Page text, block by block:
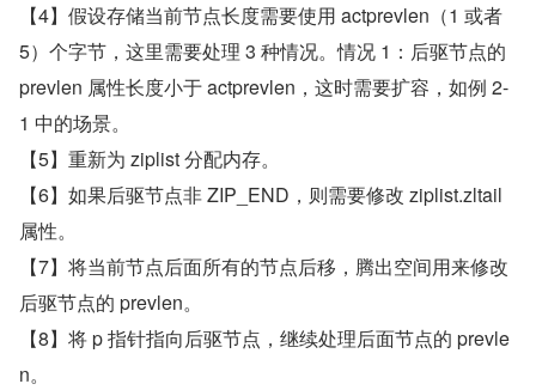
【4】假设存储当前节点长度需要使用 actprevlen（1 或者
5）个字节，这里需要处理 3 种情况。情况 1：后驱节点的
prevlen 属性长度小于 actprevlen，这时需要扩容，如例 2-
1 中的场景。
【5】重新为 ziplist 分配内存。
【6】如果后驱节点非 ZIP_END，则需要修改 ziplist.zltail
属性。
【7】将当前节点后面所有的节点后移，腾出空间用来修改
后驱节点的 prevlen。
【8】将 p 指针指向后驱节点，继续处理后面节点的 prevle
n。